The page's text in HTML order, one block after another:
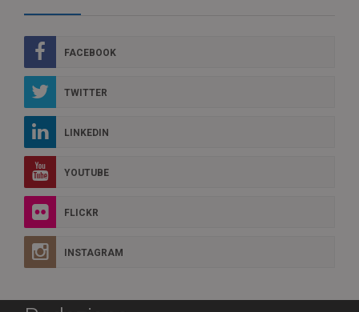
FACEBOOK
TWITTER
LINKEDIN
YOUTUBE
FLICKR
INSTAGRAM